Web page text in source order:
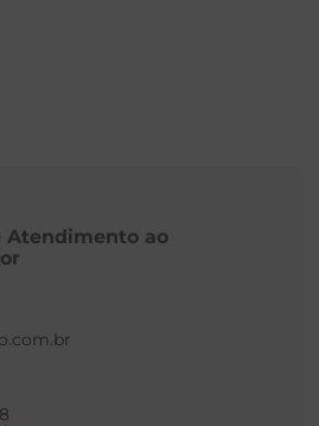
Atendimento ao